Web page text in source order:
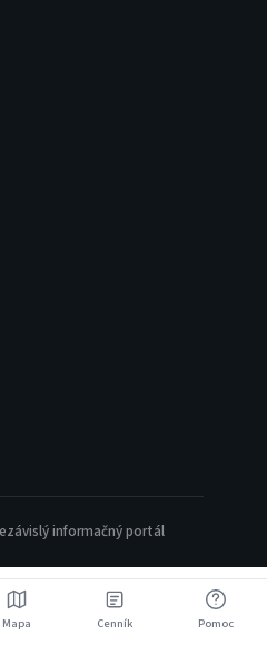
informačný portál
Mapa Cenník Pomoc